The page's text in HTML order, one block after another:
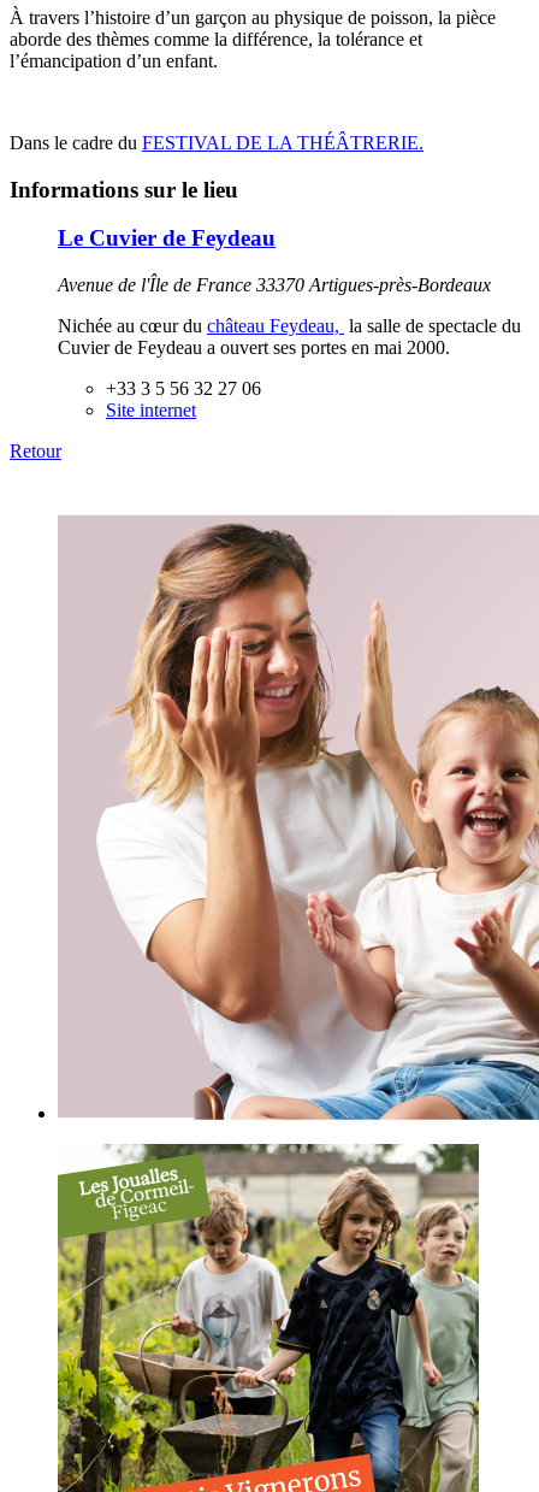
À travers l’histoire d’un garçon au physique de poisson, la pièce
aborde des thèmes comme la différence, la tolérance et
l’émancipation d’un enfant.
Dans le cadre du FESTIVAL DE LA THÉÂTRERIE.
Informations sur le lieu
Le Cuvier de Feydeau
Avenue de l'Île de France 33370 Artigues-près-Bordeaux
Nichée au cœur du château Feydeau, la salle de spectacle du
Cuvier de Feydeau a ouvert ses portes en mai 2000.
+33 3 5 56 32 27 06
Site internet
Retour